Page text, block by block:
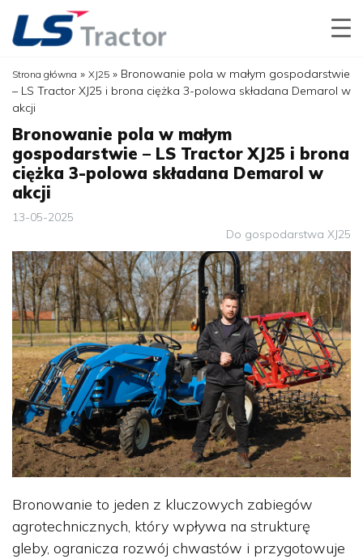
Strona główna » XJ25 » Bronowanie pola w małym gospodarstwie
– LS Tractor XJ25 i brona ciężka 3-polowa składana Demarol w
akcji
Bronowanie pola w małym
gospodarstwie – LS Tractor XJ25 i brona
ciężka 3-polowa składana Demarol w
akcji
13-05-2025
Do gospodarstwa XJ25
Bronowanie to jeden z kluczowych zabiegów
agrotechnicznych, który wpływa na strukturę
gleby, ogranicza rozwój chwastów i przygotowuje